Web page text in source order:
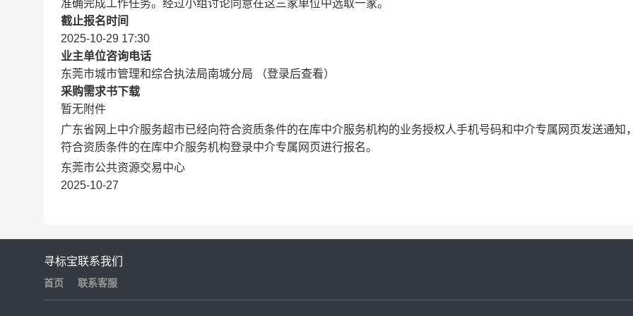
准确完成工作任务。经过小组讨论同意在这三家单位中选取一家。
截止报名时间
2025-10-29 17:30
业主单位咨询电话
东莞市城市管理和综合执法局南城分局 （登录后查看）
采购需求书下载
暂无附件
广东省网上中介服务超市已经向符合资质条件的在库中介服务机构的业务授权人手机号码和中介专属网页发送通知
符合资质条件的在库中介服务机构登录中介专属网页进行报名。
东莞市公共资源交易中心
2025-10-27
寻标宝
首页
联系我们
联系客服